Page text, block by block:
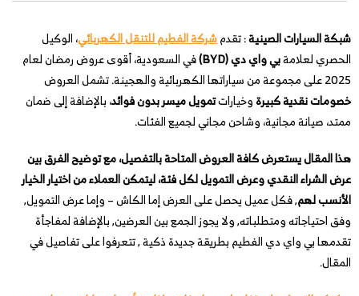
شبكة السيارات الصينية: تقدمشركة الفطيم للتنقل الكهربائي، الوكيل
الحصري لعلامةبي واي دي (BYD)
في السعودية، أقوى عروض رمضان لعام
2025 على مجموعة من سياراتها الكهربائية والهجينة. تشمل العروض
خصومات نقدية كبيرةوخياراتتمويل ميسر بدون فوائد، بالإضافة إلى ضمان
ممتد، صيانة مجانية، وشاحن مجاني لجميع الفئات.
هذا المقال يستعرض كافة العروض المتاحة بالتفصيل، مع توضيح الفرق بين
عرض الشراء النقدي وعرض التمويل لكل فئة، ليتمكن العملاء من اختيار الخيار
الأنسب لهم, فكل عميل يحصل على العرض إما الكاش – وإما عرض التمويل,
وفق احتياجاته ومتطلباته, ولا يجوز الجمع بين العرضين, بالإضافة لمفاجأة
تقدمها بي واي دي الفطيم بطريقة جديدة ذكية , تتعرفوا على تفاصيل في
المقال.